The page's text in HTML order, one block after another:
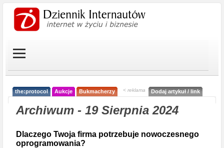
the:protocol Aukcje Bukmacherzy < reklama Dodaj artykuł / link
Archiwum - 19 Sierpnia 2024
Dlaczego Twoja firma potrzebuje nowoczesnego
oprogramowania?